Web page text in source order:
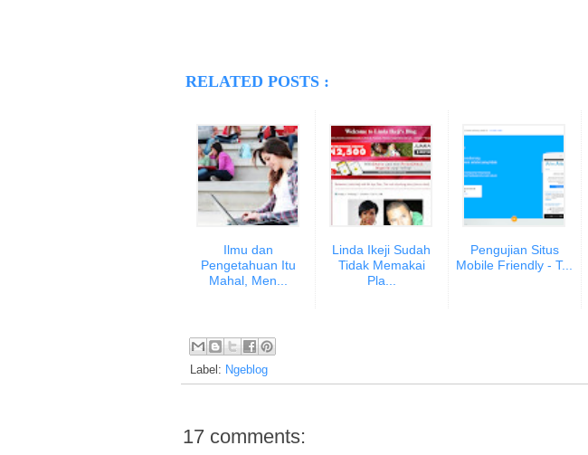
RELATED POSTS :
Ilmu dan
Pengetahuan Itu
Mahal, Men...
Linda Ikeji Sudah
Tidak Memakai
Pla...
Pengujian Situs
Mobile Friendly - T...
Label: Ngeblog
17 comments: